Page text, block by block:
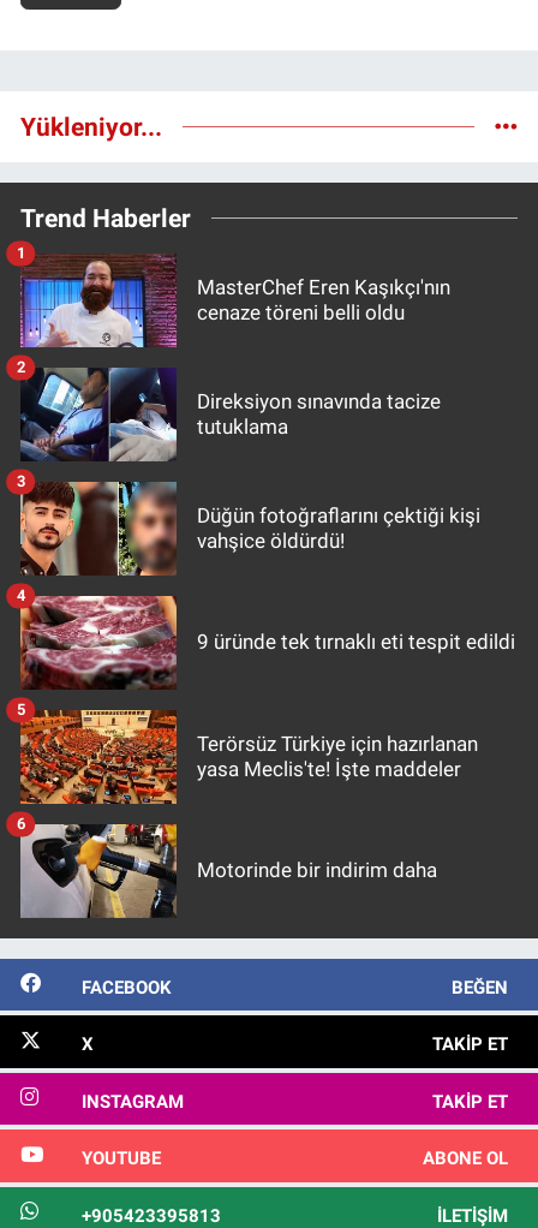
Yükleniyor...
Trend Haberler
MasterChef Eren Kaşıkçı'nın
cenaze töreni belli oldu
1
Direksiyon sınavında tacize
tutuklama
2
Düğün fotoğraflarını çektiği kişi
vahşice öldürdü!
3
9 üründe tek tırnaklı eti tespit edildi
4
Terörsüz Türkiye için hazırlanan
yasa Meclis'te! İşte maddeler
5
Motorinde bir indirim daha
6
FACEBOOK BEĞEN
X TAKIP ET
INSTAGRAM TAKIP ET
YOUTUBE ABONE OL
+905423395813 İLETIŞIM